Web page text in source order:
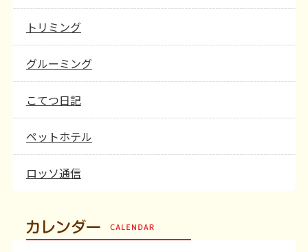
トリミング
グルーミング
こてつ日記
ペットホテル
ロッソ通信
カレンダー